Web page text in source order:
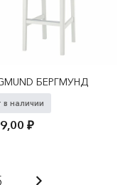
БЕРГМУНД
в наличии
₽